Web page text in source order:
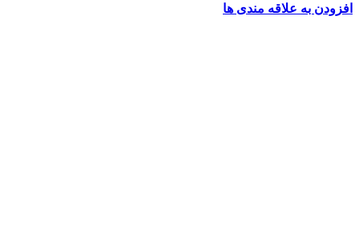
افزودن به علاقه مندی ها